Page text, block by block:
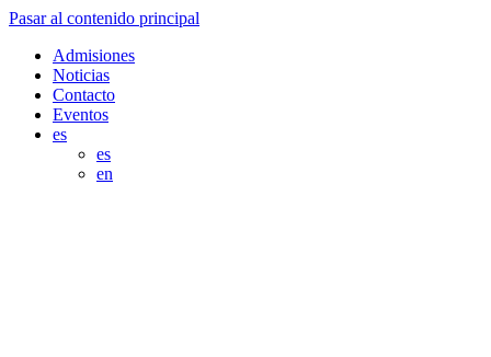
Pasar al contenido principal
Admisiones
Noticias
Contacto
Eventos
es
es
en